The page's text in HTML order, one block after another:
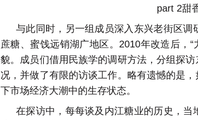
part 2甜
与此同时，另一组成员深入东兴老街区调
蔗糖、蜜饯远销湖广地区。2010年改造后，“
貌。成员们借用民族学的调研方法，分组探
况，并做了有限的访谈工作。略有遗憾的是
下市场经济大潮中的生存状态。
在探访中，每每谈及内江糖业的历史，